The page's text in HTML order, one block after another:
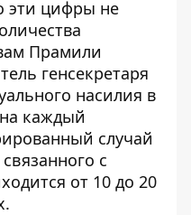
эти цифры не
Прамили
генсекретаря
насилия в
каждый
случай
с
от 10 до 20